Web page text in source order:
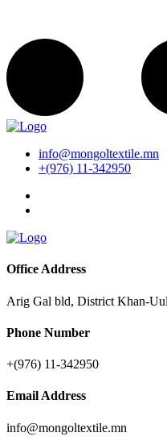
info@mongoltextile.mn
+(976) 11-342950
Office Address
Arig Gal bld, District Khan-
Phone Number
+(976) 11-342950
Email Address
info@mongoltextile.mn